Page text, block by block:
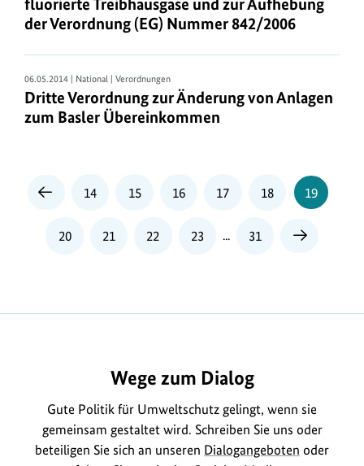
neues
Umweltrecht.
Die
Umweltpolitik
des
Bundes
Erlass
Umweltverordnungen
gestaltet.
Der
Vollzug
der Verordnung (EG) Nummer 842/2006
06.05.2014 | National | Verordnungen
Dritte Verordnung zur Änderung von Anlagen
zum Basler Übereinkommen
VorherigeSeite
14 Seite
15 Seite
16 Seite
17 Seite
18 Seite
19
Seite
20 Seite
21 Seite
22 Seite
23 ... 31
Nächste
Wege zum Dialog
Gute Politik für Umweltschutz gelingt, wenn sie
gemeinsam gestaltet wird. Schreiben Sie uns oder
beteiligen Sie sich an unseren Dialogangeboten oder